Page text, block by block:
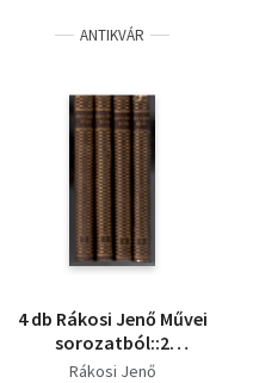
ANTIKVÁR
4 db Rákosi Jenő Művei
sorozatból::2
.Emlékezések II. + 4.:A
Rákosi Jenő